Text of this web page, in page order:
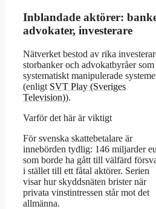
Inblandade aktörer:
advokater, investerare
Nätverket bestod av rika
storbanker och advokatbyråer som
systematiskt manipulerade
(enligt SVT Play (Sveriges
Television)).
Varför det här är viktigt
För svenska skattebetalare är
innebörden tydlig: 146 miljarder
som borde ha gått till välfärd
i stället till ett fåtal aktörer. Serien
visar hur skyddsnäten brister när
privata vinstintressen står mot det
allmänna.